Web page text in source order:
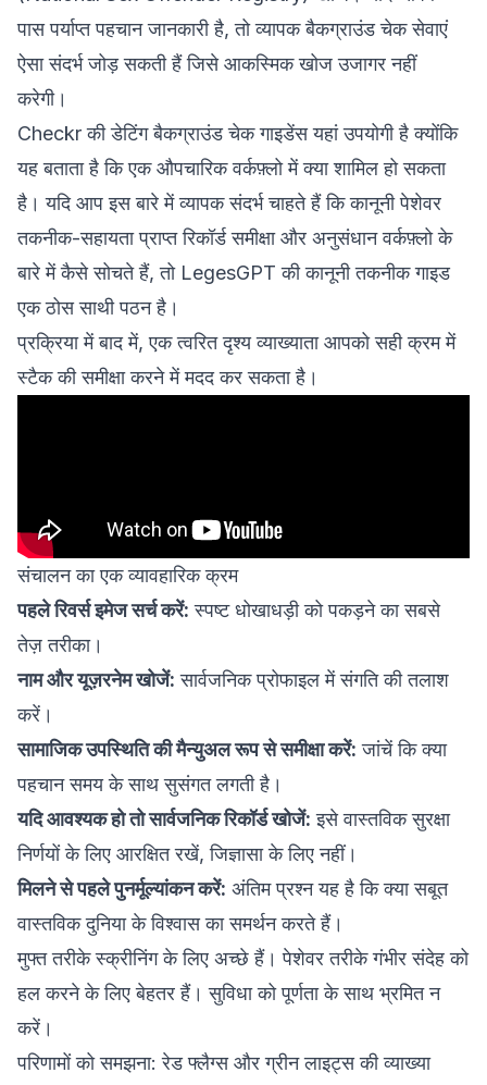
पास पर्याप्त पहचान जानकारी है, तो व्यापक बैकग्राउंड चेक सेवाएं
ऐसा संदर्भ जोड़ सकती हैं जिसे आकस्मिक खोज उजागर नहीं
करेगी।
Checkr की डेटिंग बैकग्राउंड चेक गाइडेंस यहां उपयोगी है क्योंकि
यह बताता है कि एक औपचारिक वर्कफ़्लो में क्या शामिल हो सकता
है। यदि आप इस बारे में व्यापक संदर्भ चाहते हैं कि कानूनी पेशेवर
तकनीक-सहायता प्राप्त रिकॉर्ड समीक्षा और अनुसंधान वर्कफ़्लो के
बारे में कैसे सोचते हैं, तो LegesGPT की कानूनी तकनीक गाइड
एक ठोस साथी पठन है।
प्रक्रिया में बाद में, एक त्वरित दृश्य व्याख्याता आपको सही क्रम में
स्टैक की समीक्षा करने में मदद कर सकता है।
संचालन का एक व्यावहारिक क्रम
पहले रिवर्स इमेज सर्च करें: स्पष्ट धोखाधड़ी को पकड़ने का सबसे
तेज़ तरीका।
नाम और यूज़रनेम खोजें: सार्वजनिक प्रोफाइल में संगति की तलाश
करें।
सामाजिक उपस्थिति की मैन्युअल रूप से समीक्षा करें: जांचें कि क्या
पहचान समय के साथ सुसंगत लगती है।
यदि आवश्यक हो तो सार्वजनिक रिकॉर्ड खोजें: इसे वास्तविक सुरक्षा
निर्णयों के लिए आरक्षित रखें, जिज्ञासा के लिए नहीं।
मिलने से पहले पुनर्मूल्यांकन करें: अंतिम प्रश्न यह है कि क्या सबूत
वास्तविक दुनिया के विश्वास का समर्थन करते हैं।
मुफ्त तरीके स्क्रीनिंग के लिए अच्छे हैं। पेशेवर तरीके गंभीर संदेह को
हल करने के लिए बेहतर हैं। सुविधा को पूर्णता के साथ भ्रमित न
करें।
परिणामों को समझना: रेड फ्लैग्स और ग्रीन लाइट्स की व्याख्या